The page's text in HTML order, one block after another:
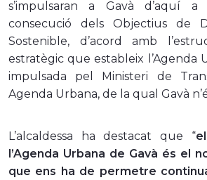
s’impulsaran a Gavà d’aquí
consecució dels Objectius de
Sostenible, d’acord amb
estratègic que estableix l’Agenda
impulsada pel Ministeri de
Agenda Urbana, de la qual Gavà
L’alcaldessa ha destacat que “
l’Agenda Urbana de Gavà és el
que ens ha de permetre